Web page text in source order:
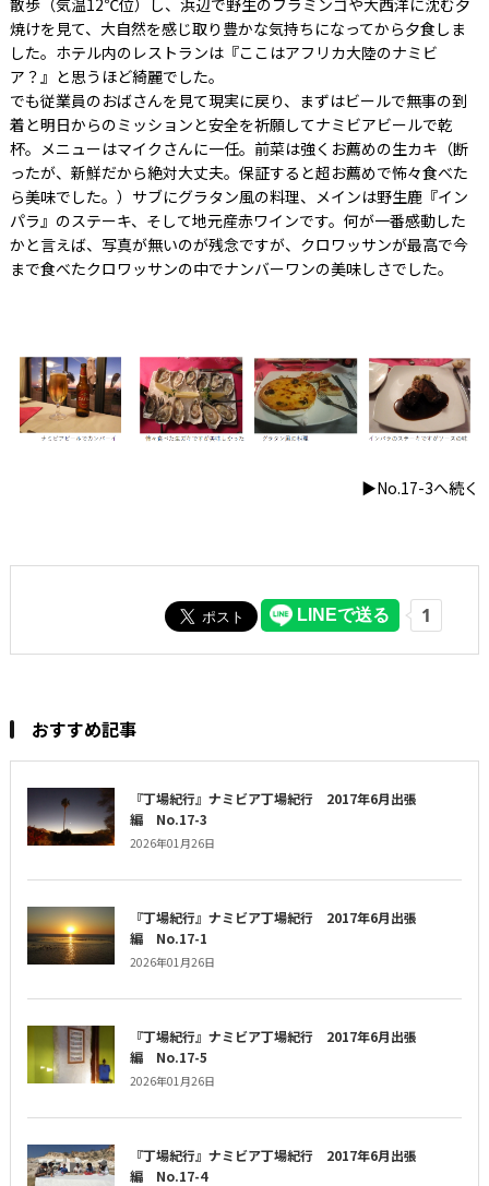
焼けを見て、大自然を感じ取り豊かな気持ちになってから夕食しま
した。ホテル内のレストランは『ここはアフリカ大陸のナミビ
ア？』と思うほど綺麗でした。
でも従業員のおばさんを見て現実に戻り、まずはビールで無事の到
着と明日からのミッションと安全を祈願してナミビアビールで乾
杯。メニューはマイクさんに一任。前菜は強くお薦めの生カキ（断
ったが、新鮮だから絶対大丈夫。保証すると超お薦めで怖々食べた
ら美味でした。）サブにグラタン風の料理、メインは野生鹿『イン
パラ』のステーキ、そして地元産赤ワインです。何が一番感動した
かと言えば、写真が無いのが残念ですが、クロワッサンが最高で今
まで食べたクロワッサンの中でナンバーワンの美味しさでした。
▶No.17-3へ続く
おすすめ記事
『丁場紀行』ナミビア丁場紀行 2017年6月出張
編 No.17-3
2026年01月26日
『丁場紀行』ナミビア丁場紀行 2017年6月出張
編 No.17-1
2026年01月26日
『丁場紀行』ナミビア丁場紀行 2017年6月出張
編 No.17-5
2026年01月26日
『丁場紀行』ナミビア丁場紀行 2017年6月出張
編 No.17-4